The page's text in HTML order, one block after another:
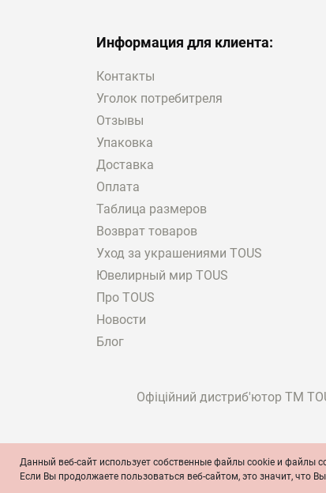
Информация для клиента:
Контакты
Уголок потребитреля
Отзывы
Упаковка
Доставка
Оплата
Таблица размеров
Возврат товаров
Уход за украшениями TOUS
Ювелирный мир TOUS
Про TOUS
Новости
Блог
Офіційний дистриб'ютор ТМ
© TOUS, ювелиры с 1920 года Условия и
Данный веб-сайт использует собственные файлы cookie и файлы
Если Вы продолжаете пользоваться веб-сайтом, это значит, что